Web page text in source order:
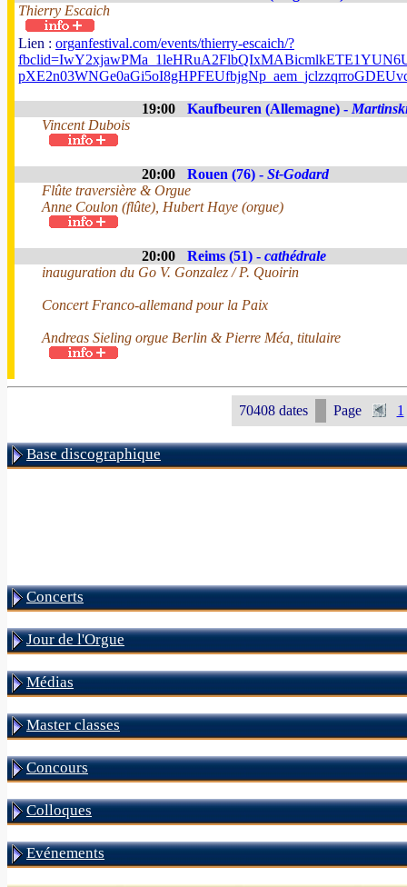
Thierry Escaich
Lien : organfestival.com/events/thierry-escaich/?
19:00 Kaufbeuren (Allemagne) -
Vincent Dubois
20:00 Rouen (76) - St-Godard
Flûte traversière & Orgue
Anne Coulon (flûte), Hubert Haye (orgue)
20:00 Reims (51) - cathédrale
inauguration du Go V. Gonzalez / P. Quoirin
Concert Franco-allemand pour la Paix
Andreas Sieling orgue Berlin & Pierre Méa, titulaire
70408 dates Page 1
Base discographique
Concerts
Jour de l'Orgue
Médias
Master classes
Concours
Colloques
Evénements